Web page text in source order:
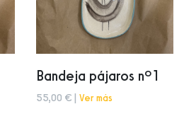
Bandeja pájaros nº1
55,00 € | Ver más